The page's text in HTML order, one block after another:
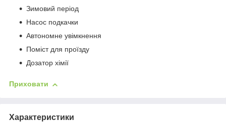
Зимовий період
Насос подкачки
Автономне увімкнення
Поміст для проїзду
Дозатор хімії
Приховати
Характеристики